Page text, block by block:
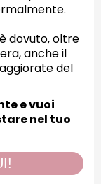
dovuto, oltre
anche il
del
e vuoi
nel tuo